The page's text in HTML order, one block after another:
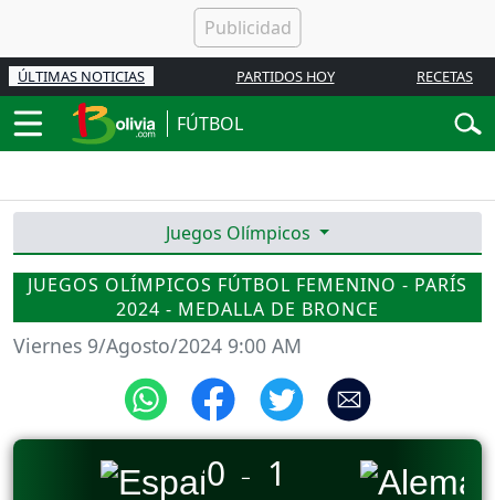
ÚLTIMAS NOTICIAS PARTIDOS HOY RECETAS
FÚTBOL
Juegos Olímpicos
JUEGOS OLÍMPICOS FÚTBOL FEMENINO - PARÍS
2024 - MEDALLA DE BRONCE
Viernes 9/Agosto/2024 9:00 AM
0 _ 1